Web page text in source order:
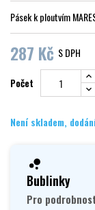
Pásek k ploutvím
287 Kč S DPH
Počet
Není skladem,
Bublinky
Pro